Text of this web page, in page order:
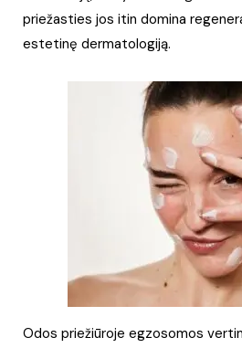
priežasties jos itin domina
estetinę dermatologiją.
Odos priežiūroje egzosomos